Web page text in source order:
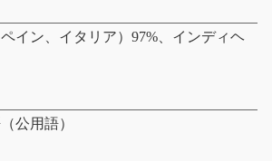
イン、イタリア）97%、インディヘ
公用語）